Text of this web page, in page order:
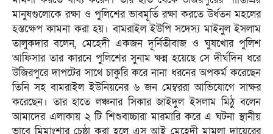
মানুষগুলোকে রক্ষা ও পুলিশের ভাবমূর্তি রক্ষা করতে উর্ধতন মহলের
হস্তক্ষেপ কামনা করা হয়। বামরাইল ইউপি সদেস্য মাইনুল ইসলাম
তালুকদার বলেন, মেহেদী একজন দূর্নিতীবাজ ও ঘুষখোর পুলিশ
আফিসার তার কারনে পুলিশের সুনাম ক্ষন্ন হয়েছে সে দীর্ঘদিন ধরে
উজিরপুরে দাপটের সাথে চাকুরি করে নানা ধরনের অপকর্ম করেছেন
তিনি সহ বামরাইল ইউনিয়নের ৬ জন মেম্বররা আভিযোগে সাক্ষর
করেছেন। তার হাতে লঞ্চনার সিকার জাইদুল ইসলাম মিঠু বলেন
আমাদের এলাকায় ২ টি শিশুবাচ্চারা মারমারি করে এ ঘটনা স্থানীয়